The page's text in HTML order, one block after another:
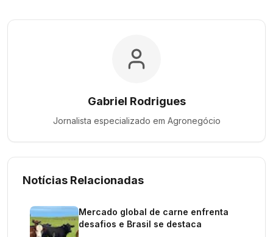
Gabriel Rodrigues
Jornalista especializado em Agronegócio
Notícias Relacionadas
Mercado global de carne enfrenta
desafios e Brasil se destaca